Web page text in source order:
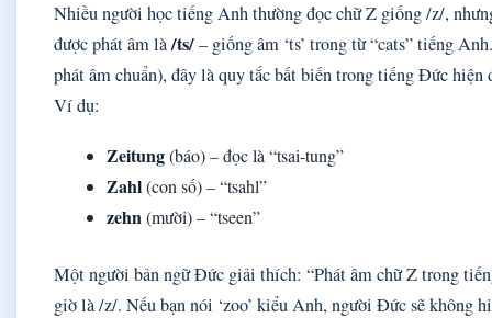
Nhiều người học tiếng Anh thường đọc chữ Z giống /z/,
được phát âm là/ts/– giống âm ‘ts’ trong từ “cats” tiếng
phát âm chuẩn), đây là quy tắc bất biến trong tiếng Đức hiện
Ví dụ:
Zeitung(báo) – đọc là “tsai-tung”
Zahl(con số) – “tsahl”
zehn(mười) – “tseen”
Một người bản ngữ Đức giải thích: “Phát âm chữ Z trong
giờ là /z/. Nếu bạn nói ‘zoo’ kiểu Anh, người Đức sẽ không